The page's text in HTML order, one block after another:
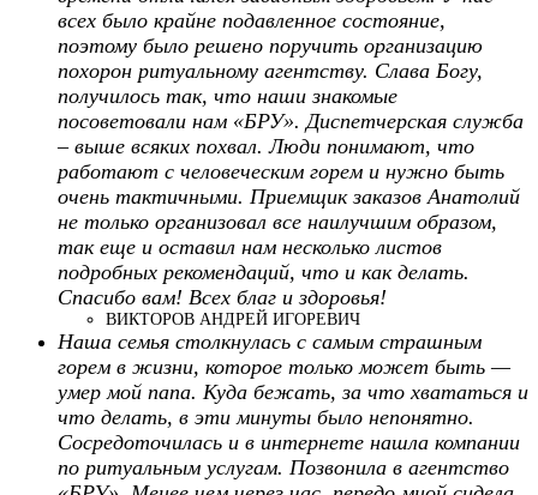
всех было крайне подавленное состояние,
поэтому было решено поручить организацию
похорон ритуальному агентству. Слава Богу,
получилось так, что наши знакомые
посоветовали нам «БРУ». Диспетчерская служба
– выше всяких похвал. Люди понимают, что
работают с человеческим горем и нужно быть
очень тактичными. Приемщик заказов Анатолий
не только организовал все наилучшим образом,
так еще и оставил нам несколько листов
подробных рекомендаций, что и как делать.
Спасибо вам! Всех благ и здоровья!
ВИКТОРОВ АНДРЕЙ ИГОРЕВИЧ
Наша семья столкнулась с самым страшным
горем в жизни, которое только может быть —
умер мой папа. Куда бежать, за что хвататься и
что делать, в эти минуты было непонятно.
Сосредоточилась и в интернете нашла компании
по ритуальным услугам. Позвонила в агентство